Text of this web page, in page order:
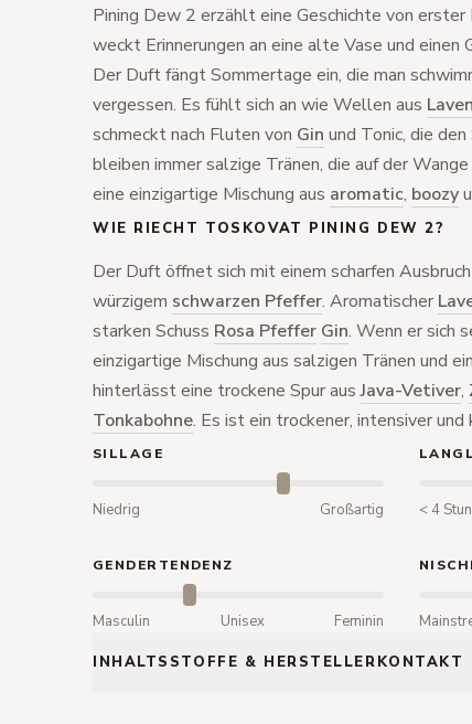
Pining Dew 2 erzählt eine Geschichte von erster
weckt Erinnerungen an eine alte Vase und
Der Duft fängt Sommertage ein, die man
vergessen. Es fühlt sich an wie Wellen aus
schmeckt nach Fluten von Gin und Tonic, die
bleiben immer salzige Tränen, die auf der
eine einzigartige Mischung aus aromatic, boozy
WIE RIECHT TOSKOVAT PINING DEW 2?
Der Duft öffnet sich mit einem scharfen
würzigem schwarzen Pfeffer. Aromatischer
starken Schuss Rosa Pfeffer Gin. Wenn er sich
einzigartige Mischung aus salzigen Tränen und
hinterlässt eine trockene Spur ausJava-Vetiver,
Tonkabohne. Es ist ein trockener, intensiver
SILLAGE
Niedrig Großartig < 4
GENDERTENDENZ
Masculin Unisex Feminin
INHALTSSTOFFE & HERSTELLERKONTAKT